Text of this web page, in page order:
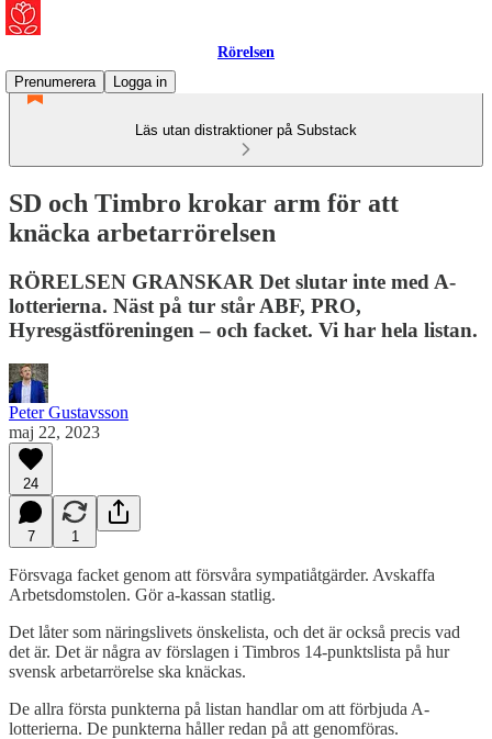
Rörelsen
Prenumerera
Logga in
Läs utan distraktioner på Substack
SD och Timbro krokar arm för att
knäcka arbetarrörelsen
RÖRELSEN GRANSKAR Det slutar inte med A-
lotterierna. Näst på tur står ABF, PRO,
Hyresgästföreningen – och facket. Vi har hela listan.
Peter Gustavsson
maj 22, 2023
24
7 1
Försvaga facket genom att försvåra sympatiåtgärder. Avskaffa
Arbetsdomstolen. Gör a-kassan statlig.
Det låter som näringslivets önskelista, och det är också precis vad
det är. Det är några av förslagen i Timbros 14-punktslista på hur
svensk arbetarrörelse ska knäckas.
De allra första punkterna på listan handlar om att förbjuda A-
lotterierna. De punkterna håller redan på att genomföras.